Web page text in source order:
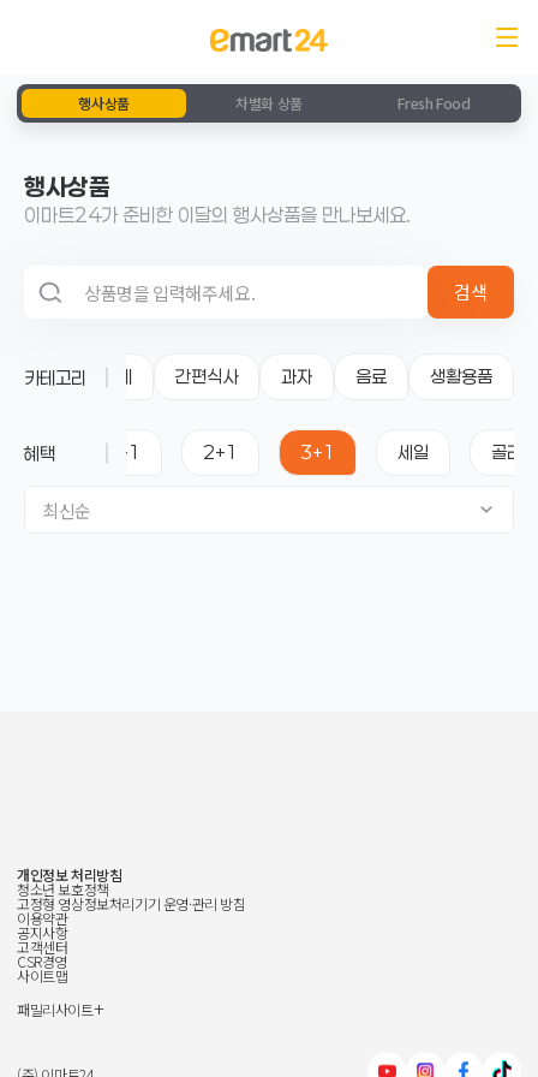
행사상품 차별화 상품 Fresh Food
행사상품
이마트24가 준비한 이달의 행사상품을 만나보세요.
검색 영역
검색
카테고리 전체 간편식사 과자 음료 생활용품
혜택
전체 1+1 2+1 3+1 세일 골라
최신순
개인정보 처리방침
청소년 보호정책
고정형 영상정보처리기기 운영·관리 방침
이용약관
공지사항
고객센터
CSR경영
사이트맵
패밀리사이트+
신세계그룹